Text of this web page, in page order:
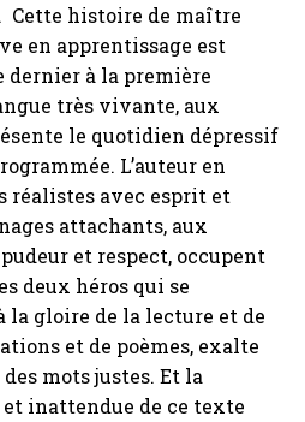
histoire de maître
en apprentissage est
dernier à la première
très vivante, aux
le quotidien dépressif
L’auteur en
réalistes avec esprit et
attachants, aux
et respect, occupent
deux héros qui se
la gloire de la lecture et de
et de poèmes, exalte
mots justes. Et la
inattendue de ce texte